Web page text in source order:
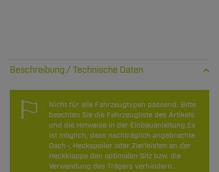
Technische Daten
Nicht für alle Fahrzeugtypen passend. Bitte
beachten Sie die Fahrzeugliste des Artikels
und die Hinweise in der Einbauanleitung.Es
ist möglich, dass nachträglich angebrachte
Dach-, Heckspoiler oder Zierleisten an der
Heckklappe den optimalen Sitz bzw. die
Verwendung des Trägers verhindern.